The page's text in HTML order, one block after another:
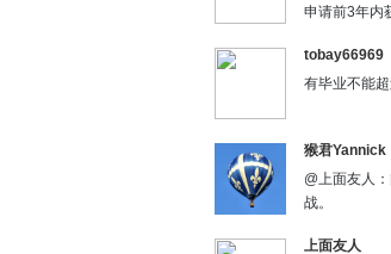
申请前3年内
tobay66969
有毕业不能
猴君Yannick
@上面友人
战。
上面友人